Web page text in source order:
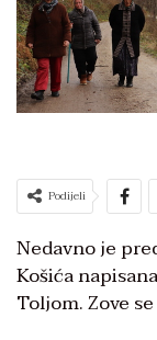
Podijeli
Nedavno je
Košića
Toljom. Zove se